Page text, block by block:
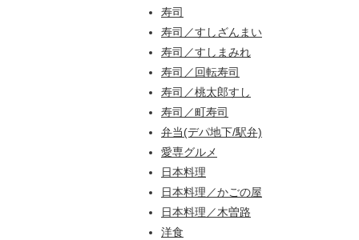
寿司
寿司／すしざんまい
寿司／すしまみれ
寿司／回転寿司
寿司／桃太郎すし
寿司／町寿司
弁当(デパ地下/駅弁)
愛専グルメ
日本料理
日本料理／かごの屋
日本料理／木曽路
洋食